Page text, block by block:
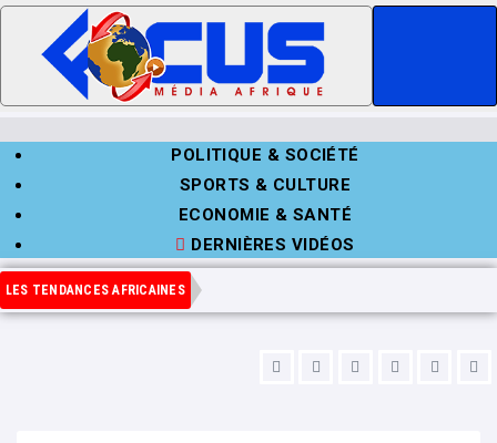
POLITIQUE & SOCIÉTÉ
SPORTS & CULTURE
ECONOMIE & SANTÉ
DERNIÈRES VIDÉOS
LES TENDANCES AFRICAINES